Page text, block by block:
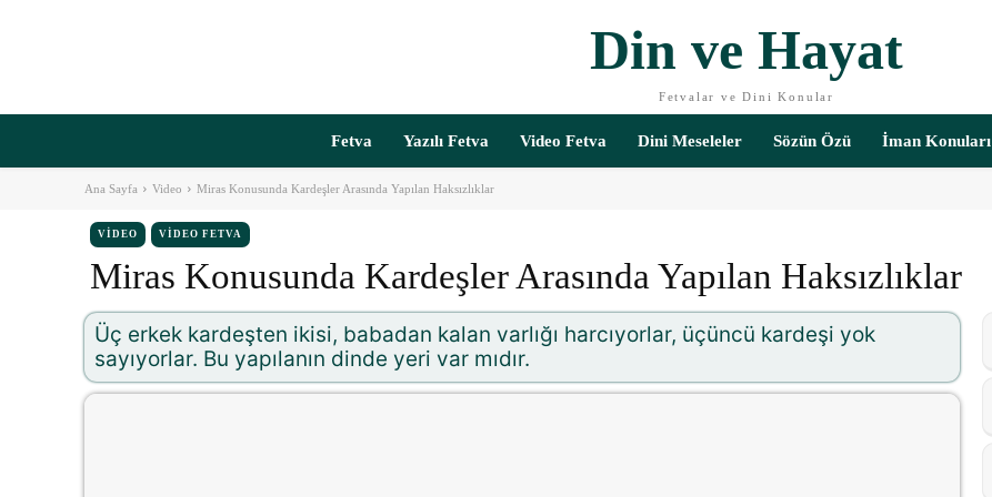
Din ve Hayat
Fetvalar ve Dini Konular
Fetva Yazılı Fetva Video Fetva Dini Meseleler Sözün Özü İman Konuları
Ana Sayfa Video Miras Konusunda Kardeşler Arasında Yapılan Haksızlıklar
VIDEO VIDEO FETVA
Miras Konusunda Kardeşler Arasında Yapılan Haksızlıklar
Üç erkek kardeşten ikisi, babadan kalan varlığı harcıyorlar, üçüncü kardeşi yok
sayıyorlar. Bu yapılanın dinde yeri var mıdır.